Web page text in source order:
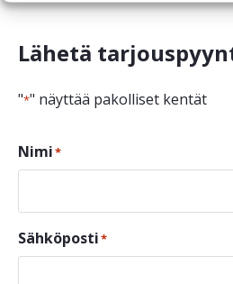
Lähetä
"*" näyttää pakolliset kentät
Nimi*
Sähköposti*